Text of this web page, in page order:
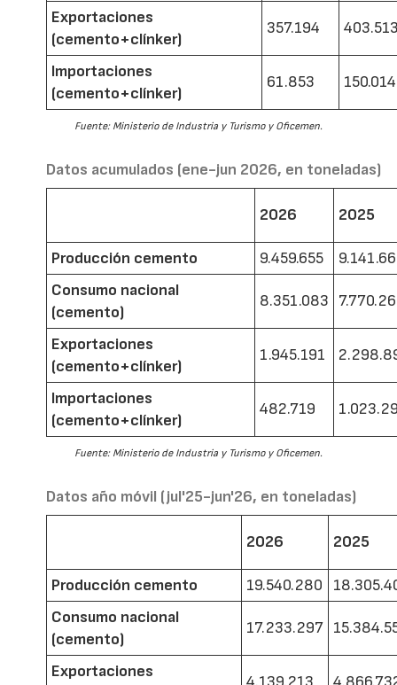
Exportaciones
(cemento+clínker)
357.194
Importaciones
(cemento+clínker)
61.853 150.014
Fuente: Ministerio de Industria y Turismo y Oficemen.
Datos acumulados (ene-jun 2026, en toneladas)
2026 2025
Producción cemento 9.459.655
Consumo nacional
(cemento)
8.351.083
Exportaciones
(cemento+clínker)
1.945.191
Importaciones
(cemento+clínker)
482.719
Fuente: Ministerio de Industria y Turismo y Oficemen.
Datos año móvil (jul'25-jun'26, en toneladas)
2026 2025
Producción cemento 19.540.280
Consumo nacional
(cemento)
17.233.297
Exportaciones